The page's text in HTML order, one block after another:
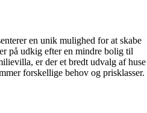
en unik mulighed for at skabe
på udkig efter en mindre bolig til
er der et bredt udvalg af huse
forskellige behov og prisklasser.